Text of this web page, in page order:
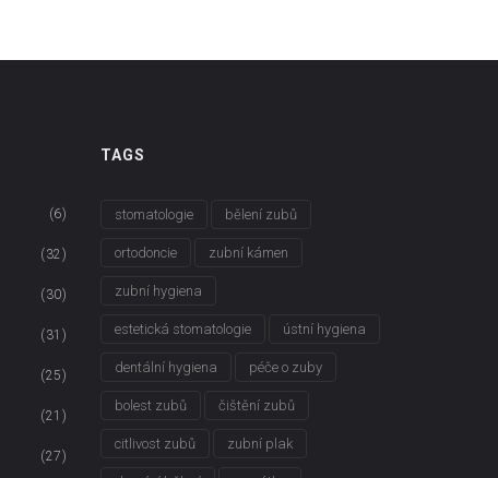
(6)
(32)
(30)
(31)
(25)
(21)
(27)
TAGS
stomatologie bělení zubů
ortodoncie zubní kámen
zubní hygiena
estetická stomatologie ústní hygiena
dentální hygiena péče o zuby
bolest zubů čištění zubů
citlivost zubů zubní plak